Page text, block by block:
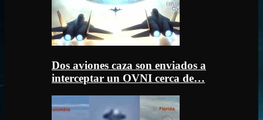
Dos aviones caza son enviados a
interceptar un OVNI cerca de…